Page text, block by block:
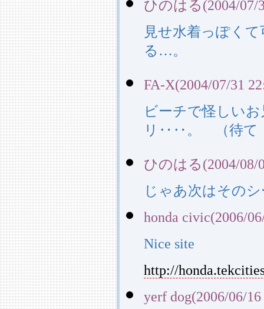
ひのはる(2004/07/
見せ水着っぽく
る…。
FA-X(2004/07/31
ビーチで怪しい
リ‥‥。 （待て
ひのはる(2004/08/
じゃあ次はその
honda civic(2006/
Nice site
http://
yerf dog(2006/06/